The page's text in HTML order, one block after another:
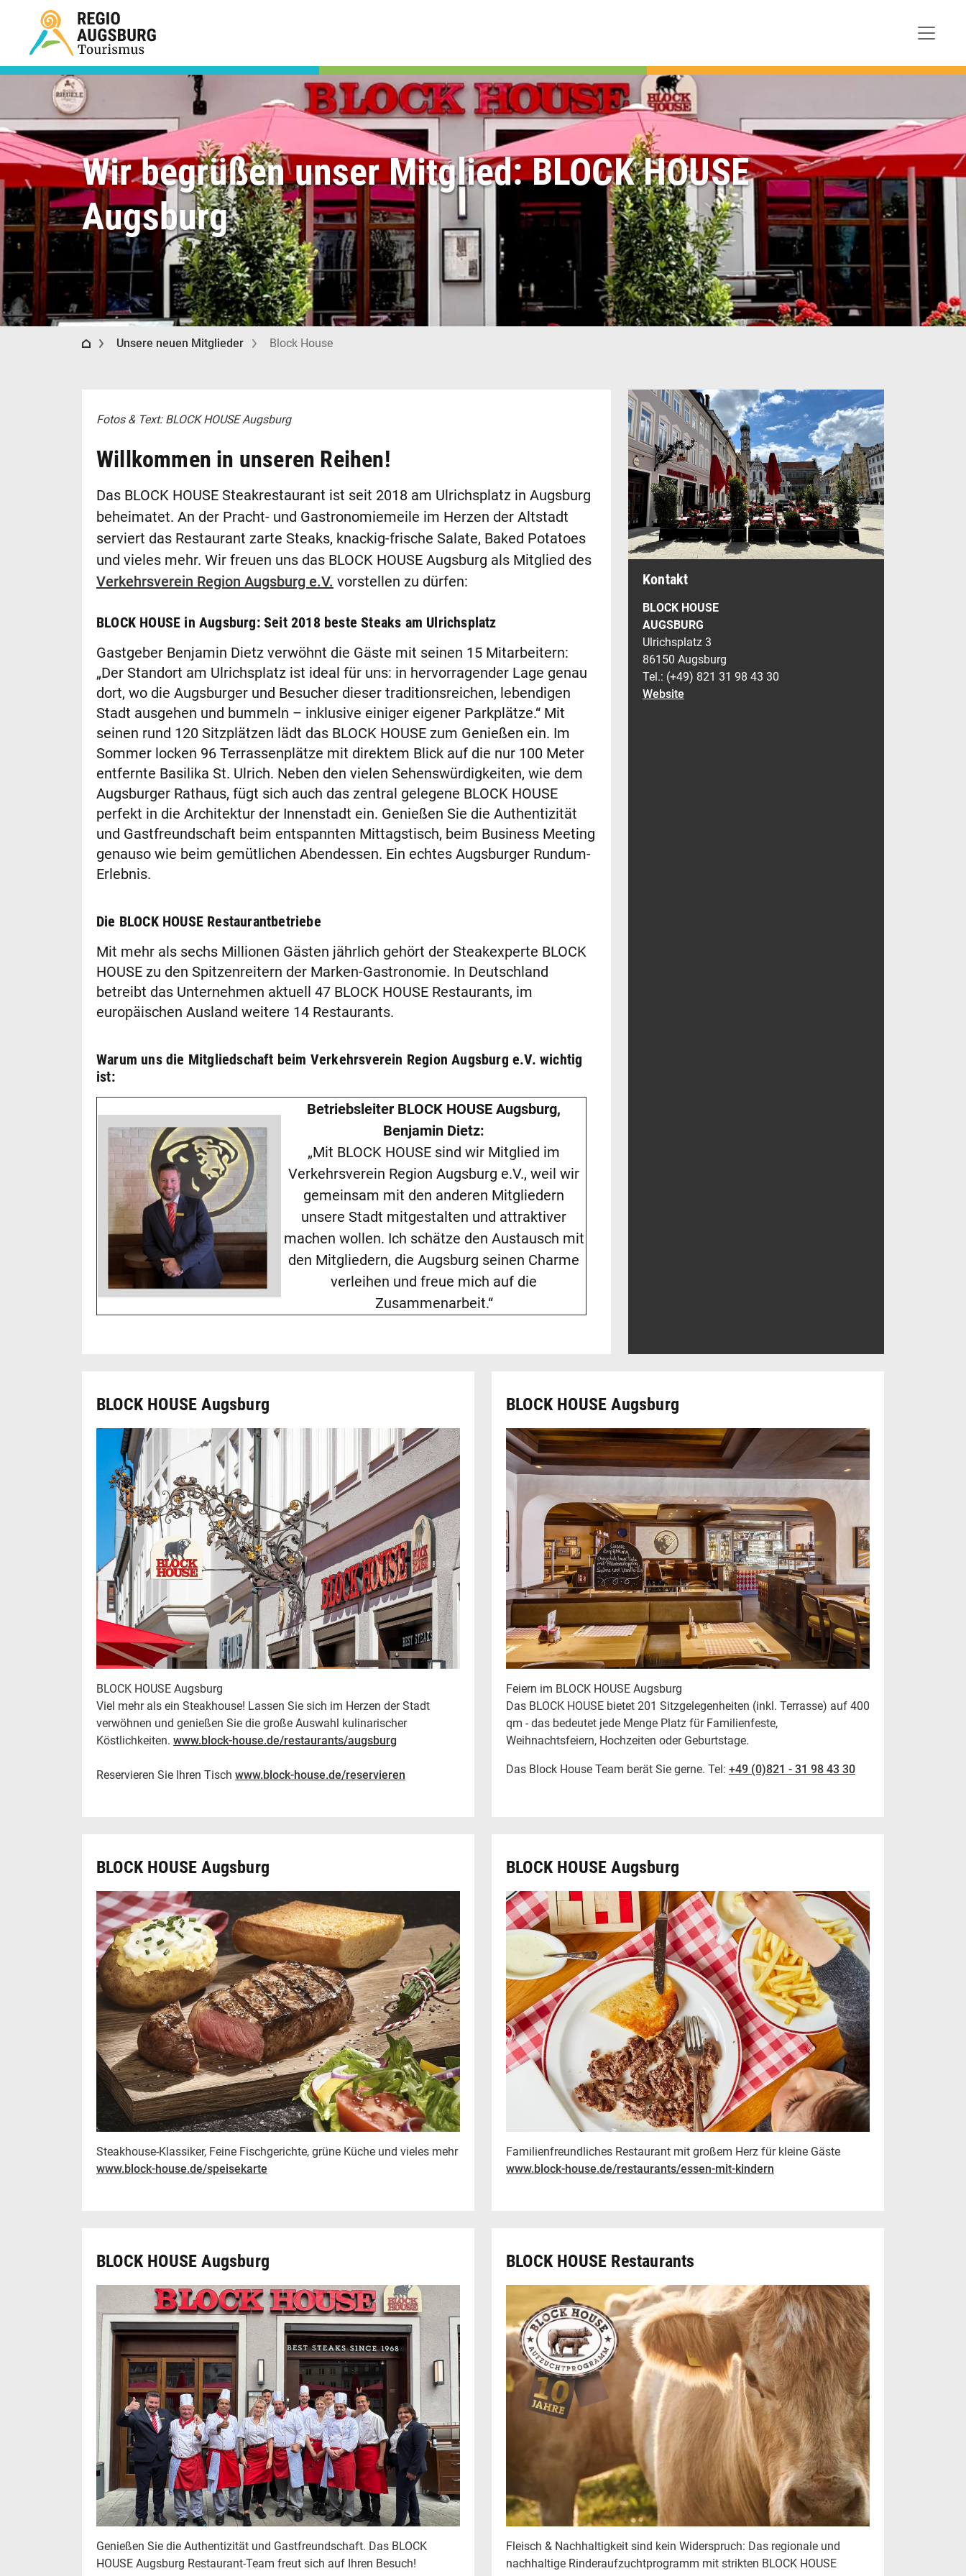
Wir begrüßen unser Mitglied: BLOCK HOUSE
Augsburg
Regio Augsburg Tourismus
Unsere neuen Mitglieder Block House
Fotos & Text: BLOCK HOUSE Augsburg
Willkommen in unseren Reihen!
Das BLOCK HOUSE Steakrestaurant ist seit 2018 am Ulrichsplatz in Augsburg
beheimatet. An der Pracht- und Gastronomiemeile im Herzen der Altstadt
serviert das Restaurant zarte Steaks, knackig-frische Salate, Baked Potatoes
und vieles mehr. Wir freuen uns das BLOCK HOUSE Augsburg als Mitglied des
Verkehrsverein Region Augsburg e.V. vorstellen zu dürfen:
BLOCK HOUSE in Augsburg: Seit 2018 beste Steaks am Ulrichsplatz
Gastgeber Benjamin Dietz verwöhnt die Gäste mit seinen 15 Mitarbeitern:
„Der Standort am Ulrichsplatz ist ideal für uns: in hervorragender Lage genau
dort, wo die Augsburger und Besucher dieser traditionsreichen, lebendigen
Stadt ausgehen und bummeln – inklusive einiger eigener Parkplätze.“ Mit
seinen rund 120 Sitzplätzen lädt das BLOCK HOUSE zum Genießen ein. Im
Sommer locken 96 Terrassenplätze mit direktem Blick auf die nur 100 Meter
entfernte Basilika St. Ulrich. Neben den vielen Sehenswürdigkeiten, wie dem
Augsburger Rathaus, fügt sich auch das zentral gelegene BLOCK HOUSE
perfekt in die Architektur der Innenstadt ein. Genießen Sie die Authentizität
und Gastfreundschaft beim entspannten Mittagstisch, beim Business Meeting
genauso wie beim gemütlichen Abendessen. Ein echtes Augsburger Rundum-
Erlebnis.
Die BLOCK HOUSE Restaurantbetriebe
Mit mehr als sechs Millionen Gästen jährlich gehört der Steakexperte BLOCK
HOUSE zu den Spitzenreitern der Marken-Gastronomie. In Deutschland
betreibt das Unternehmen aktuell 47 BLOCK HOUSE Restaurants, im
europäischen Ausland weitere 14 Restaurants.
Warum uns die Mitgliedschaft beim Verkehrsverein Region Augsburg e.V. wichtig
ist:
Betriebsleiter BLOCK HOUSE Augsburg,
Benjamin Dietz:
„Mit BLOCK HOUSE sind wir Mitglied im
Verkehrsverein Region Augsburg e.V., weil wir
gemeinsam mit den anderen Mitgliedern
unsere Stadt mitgestalten und attraktiver
machen wollen. Ich schätze den Austausch mit
den Mitgliedern, die Augsburg seinen Charme
verleihen und freue mich auf die
Zusammenarbeit.“
Kontakt
BLOCK HOUSE
AUGSBURG
Ulrichsplatz 3
86150 Augsburg
Tel.: (+49) 821 31 98 43 30
Website
BLOCK HOUSE Augsburg
BLOCK HOUSE Augsburg
Viel mehr als ein Steakhouse! Lassen Sie sich im Herzen der Stadt
verwöhnen und genießen Sie die große Auswahl kulinarischer
Köstlichkeiten. www.block-house.de/restaurants/augsburg
Reservieren Sie Ihren Tisch www.block-house.de/reservieren
BLOCK HOUSE Augsburg
Feiern im BLOCK HOUSE Augsburg
Das BLOCK HOUSE bietet 201 Sitzgelegenheiten (inkl. Terrasse) auf 400
qm - das bedeutet jede Menge Platz für Familienfeste,
Weihnachtsfeiern, Hochzeiten oder Geburtstage.
Das Block House Team berät Sie gerne. Tel: +49 (0)821 - 31 98 43 30
BLOCK HOUSE Augsburg
Steakhouse-Klassiker, Feine Fischgerichte, grüne Küche und vieles mehr
www.block-house.de/speisekarte
BLOCK HOUSE Augsburg
Familienfreundliches Restaurant mit großem Herz für kleine Gäste
www.block-house.de/restaurants/essen-mit-kindern
BLOCK HOUSE Augsburg
Genießen Sie die Authentizität und Gastfreundschaft. Das BLOCK
HOUSE Augsburg Restaurant-Team freut sich auf Ihren Besuch!
BLOCK HOUSE Restaurants
Fleisch & Nachhaltigkeit sind kein Widerspruch: Das regionale und
nachhaltige Rinderaufzuchtprogramm mit strikten BLOCK HOUSE